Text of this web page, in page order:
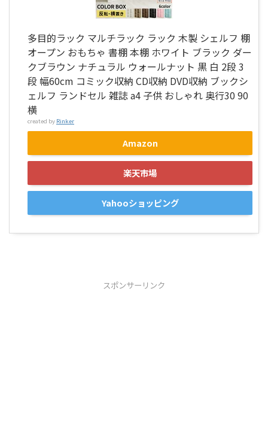
多目的ラック マルチラック ラック 木製 シェルフ 棚
オープン おもちゃ 書棚 本棚 ホワイト ブラック ダー
クブラウン ナチュラル ウォールナット 黒 白 2段 3
段 幅60cm コミック収納 CD収納 DVD収納 ブックシ
ェルフ ランドセル 雑誌 a4 子供 おしゃれ 奥行30 90
横
created by Rinker
Amazon
楽天市場
Yahooショッピング
スポンサーリンク